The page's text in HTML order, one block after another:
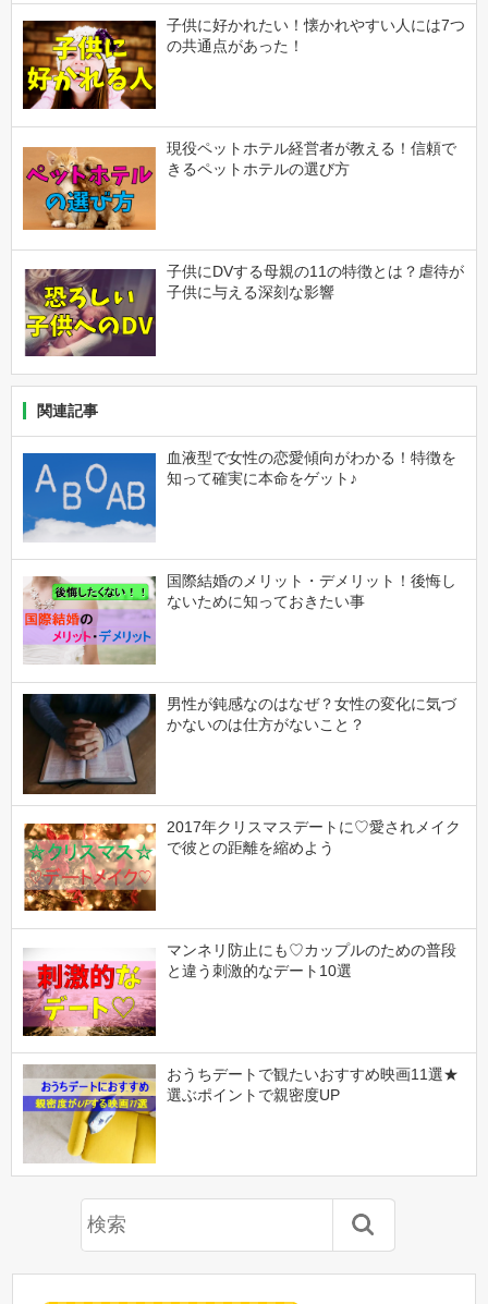
子供に好かれたい！懐かれやすい人には7つ
の共通点があった！
現役ペットホテル経営者が教える！信頼で
きるペットホテルの選び方
子供にDVする母親の11の特徴とは？虐待が
子供に与える深刻な影響
関連記事
血液型で女性の恋愛傾向がわかる！特徴を
知って確実に本命をゲット♪
国際結婚のメリット・デメリット！後悔し
ないために知っておきたい事
男性が鈍感なのはなぜ？女性の変化に気づ
かないのは仕方がないこと？
2017年クリスマスデートに♡愛されメイク
で彼との距離を縮めよう
マンネリ防止にも♡カップルのための普段
と違う刺激的なデート10選
おうちデートで観たいおすすめ映画11選★
選ぶポイントで親密度UP